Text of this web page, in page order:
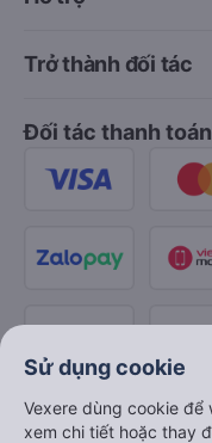
Trở thành đối tác
Đối tác thanh toán
Sử dụng cookie
Vexere dùng cookie để
xem chi tiết hoặc thay